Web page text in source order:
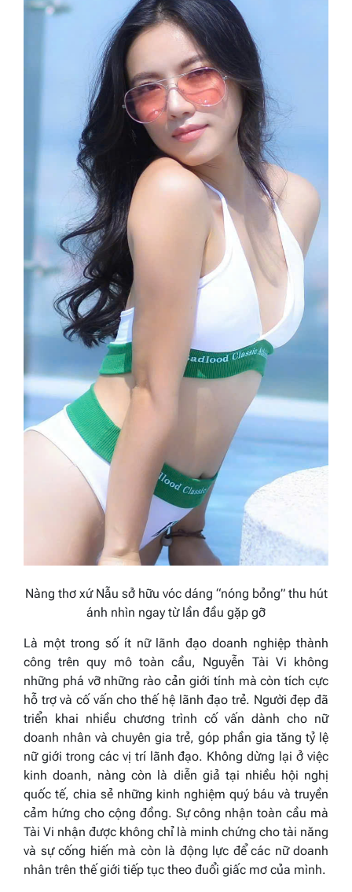
Nàng thơ xứ Nẫu sở hữu vóc dáng “nóng bỏng” thu hút
ánh nhìn ngay từ lần đầu gặp gỡ
Là một trong số ít nữ lãnh đạo doanh nghiệp thành
công trên quy mô toàn cầu, Nguyễn Tài Vi không
những phá vỡ những rào cản giới tính mà còn tích cực
hỗ trợ và cố vấn cho thế hệ lãnh đạo trẻ. Người đẹp đã
triển khai nhiều chương trình cố vấn dành cho nữ
doanh nhân và chuyên gia trẻ, góp phần gia tăng tỷ lệ
nữ giới trong các vị trí lãnh đạo. Không dừng lại ở việc
kinh doanh, nàng còn là diễn giả tại nhiều hội nghị
quốc tế, chia sẻ những kinh nghiệm quý báu và truyền
cảm hứng cho cộng đồng. Sự công nhận toàn cầu mà
Tài Vi nhận được không chỉ là minh chứng cho tài năng
và sự cống hiến mà còn là động lực để các nữ doanh
nhân trên thế giới tiếp tục theo đuổi giấc mơ của mình.